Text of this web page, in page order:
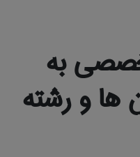
به
ها و رشته